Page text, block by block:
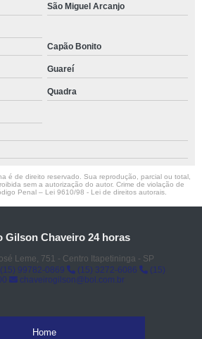
São Miguel Arcanjo
Capão Bonito
Guareí
Quadra
é de direito reservado. Sua reprodução, parcial ou total,
sem a autorização do autor. Crime de violação de
Penal – Lei 9610/98 - Lei de direitos autorais
Gilson Chaveiro 24 horas
Leme, 751 - Centro Itapetininga - SP
99782-0869 (15) 3272-6086
(15)
chaveirogilson@bol.com.br
Home